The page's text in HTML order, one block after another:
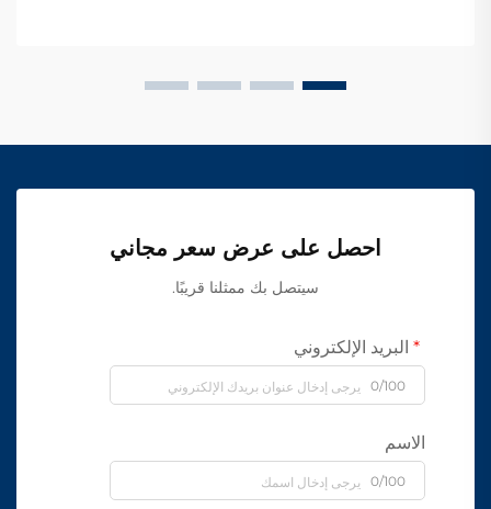
احصل على عرض سعر مجاني
سيتصل بك ممثلنا قريبًا.
البريد الإلكتروني
0/100
الاسم
0/100